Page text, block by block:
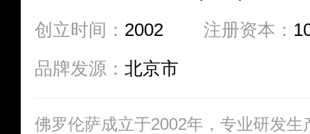
创立时间： 2002 注册资本：
品牌发源： 北京市
佛罗伦萨成立于2002年，专业研发